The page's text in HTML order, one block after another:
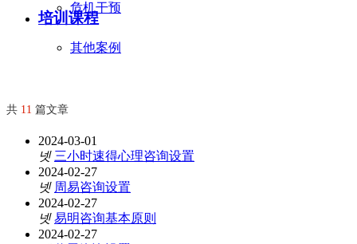
危机干预
其他案例
培训课程
共 11 篇文章
2024-03-01
넷 三小时速得心理咨询设置
2024-02-27
넷 周易咨询设置
2024-02-27
넷 易明咨询基本原则
2024-02-27